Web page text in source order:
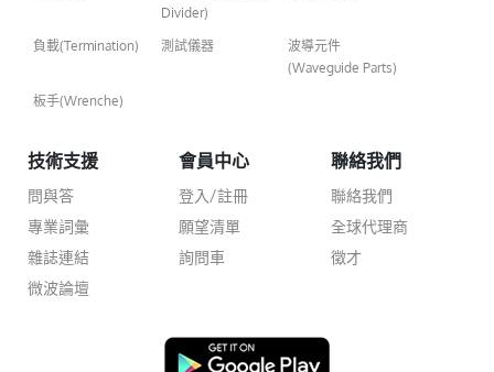
Divider)
負載(Termination) 測試儀器
波導元件
(Waveguide Parts)
板手(Wrenche)
技術支援
問與答
專業詞彙
雜誌連結
微波論壇
會員中心
登入/註冊
願望清單
詢問車
聯絡我們
聯絡我們
全球代理商
徵才